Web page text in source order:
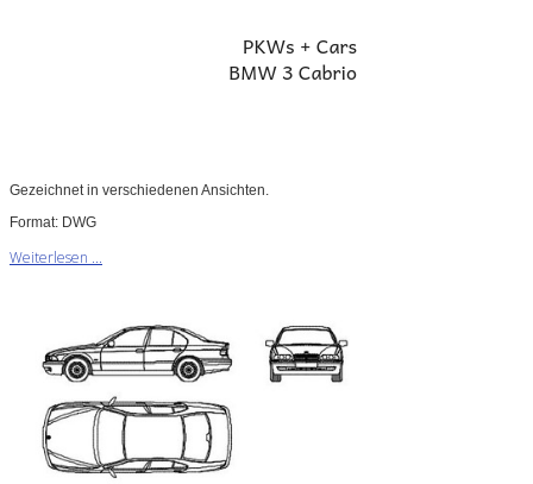
Gezeichnet in verschiedenen Ansichten.
Format: DWG
Weiterlesen ...